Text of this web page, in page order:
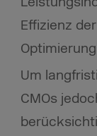
Effizienz
Um
CMOs